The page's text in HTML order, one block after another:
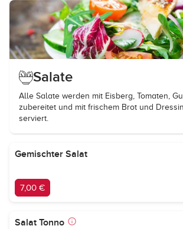
Salate
Alle Salate werden mit Eisberg, Tomaten,
zubereitet und mit frischem Brot und
serviert.
Gemischter Salat
7,00 €
Salat Tonno